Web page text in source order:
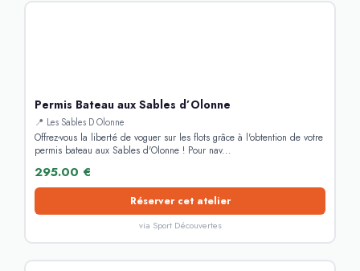
Permis Bateau aux Sables d’Olonne
📍 Les Sables D Olonne
Offrez-vous la liberté de voguer sur les flots grâce à l'obtention de votre
permis bateau aux Sables d'Olonne ! Pour nav...
295.00 €
Réserver cet atelier
via Sport Découvertes